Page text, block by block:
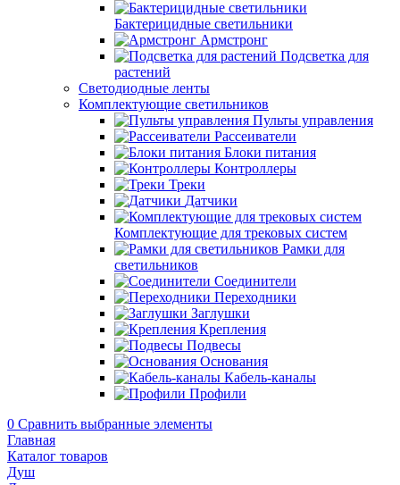
Бактерицидные светильники
Армстронг
Подсветка для
растений
Светодиодные ленты
Комплектующие светильников
Пульты управления
Рассеиватели
Блоки питания
Контроллеры
Треки
Датчики
Комплектующие для трековых систем
Рамки для
светильников
Соединители
Переходники
Заглушки
Крепления
Подвесы
Основания
Кабель-каналы
Профили
0 Сравнить выбранные элементы
Главная
Каталог товаров
Душ